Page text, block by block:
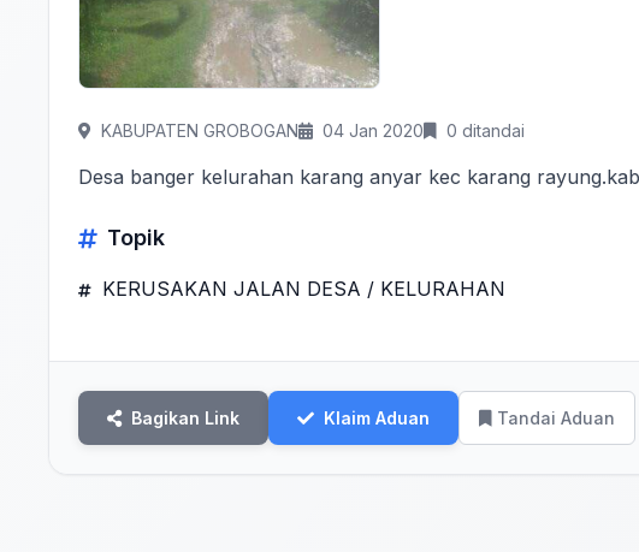
KABUPATEN GROBOGAN 04 Jan 2020 0 ditandai
Desa banger kelurahan karang anyar kec karang
Topik
KERUSAKAN JALAN DESA / KELURAHAN
Bagikan Link Klaim Aduan Tandai Aduan